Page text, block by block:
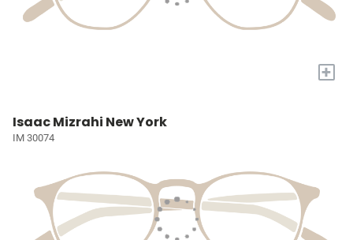
+
Isaac Mizrahi New York
IM 30074